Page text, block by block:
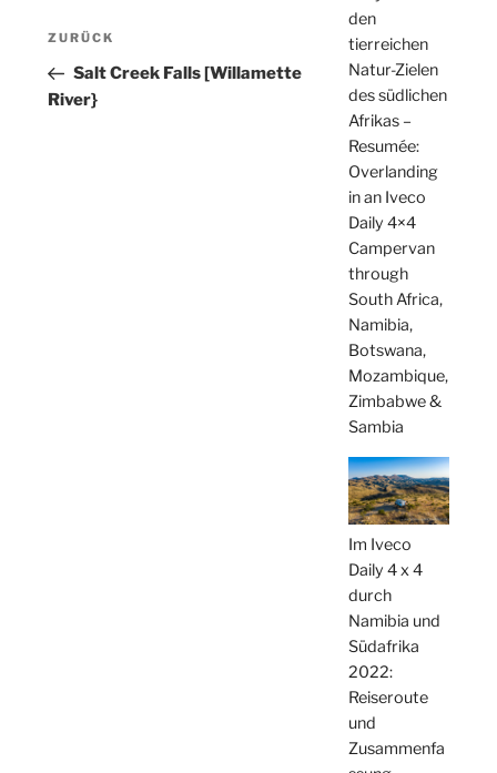
Beitragsnavigation
Vorheriger
Beitrag
ZURÜCK
Salt Creek Falls [Willamette
River}
den
tierreichen
Natur-Zielen
des südlichen
Afrikas –
Resumée:
Overlanding
in an Iveco
Daily 4×4
Campervan
through
South Africa,
Namibia,
Botswana,
Mozambique,
Zimbabwe &
Sambia
Im Iveco
Daily 4 x 4
durch
Namibia und
Südafrika
2022:
Reiseroute
und
Zusammenfa